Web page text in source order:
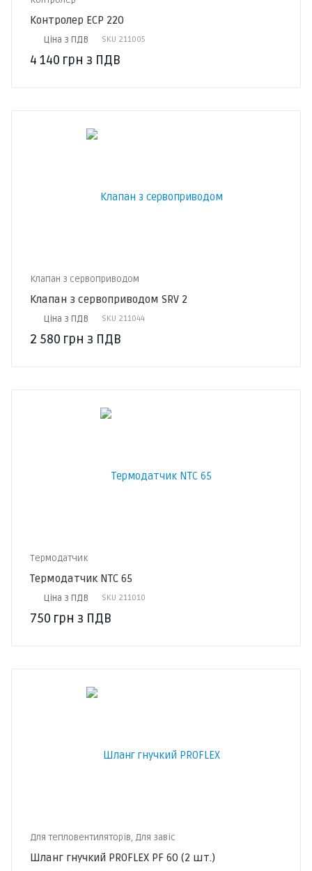
Контролер ECP 220
Ціна з ПДВ SKU 211005
4 140 грн з ПДВ
Клапан з сервоприводом
Клапан з сервоприводом SRV 2
Ціна з ПДВ SKU 211044
2 580 грн з ПДВ
Термодатчик
Термодатчик NTC 65
Ціна з ПДВ SKU 211010
750 грн з ПДВ
Для тепловентиляторів, Для завіс
Шланг гнучкий PROFLEX PF 60 (2 шт.)